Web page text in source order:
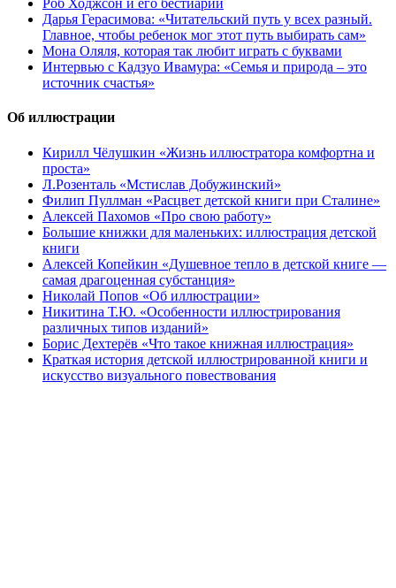
Роб Ходжсон и его бестиарии
Дарья Герасимова: «Читательский путь у всех разный.
Главное, чтобы ребенок мог этот путь выбирать сам»
Мона Оляля, которая так любит играть с буквами
Интервью с Кадзуо Ивамура: «Семья и природа – это
источник счастья»
Об иллюстрации
Кирилл Чёлушкин «Жизнь иллюстратора комфортна и
проста»
Л.Розенталь «Мстислав Добужинский»
Филип Пуллман «Расцвет детской книги при Сталине»
Алексей Пахомов «Про свою работу»
Большие книжки для маленьких: иллюстрация детской
книги
Алексей Копейкин «Душевное тепло в детской книге —
самая драгоценная субстанция»
Николай Попов «Об иллюстрации»
Никитина Т.Ю. «Особенности иллюстрирования
различных типов изданий»
Борис Дехтерёв «Что такое книжная иллюстрация»
Краткая история детской иллюстрированной книги и
искусство визуального повествования